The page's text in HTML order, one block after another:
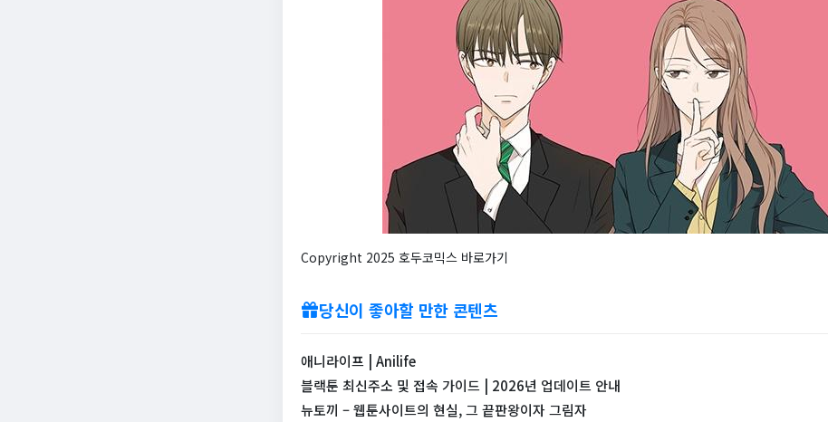
Copyright 2025 호두코믹스 바로가기
당신이 좋아할 만한 콘텐츠
애니라이프 | Anilife
블랙툰 최신주소 및 접속 가이드 | 2026년 업데이트 안내
뉴토끼 – 웹툰사이트의 현실, 그 끝판왕이자 그림자